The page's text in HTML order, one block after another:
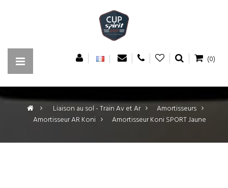
(0)
> Liaison au sol - Train Av et Ar >
Amortisseurs
Amortisseur AR Koni > Amortisseur Koni SPORT Jaune